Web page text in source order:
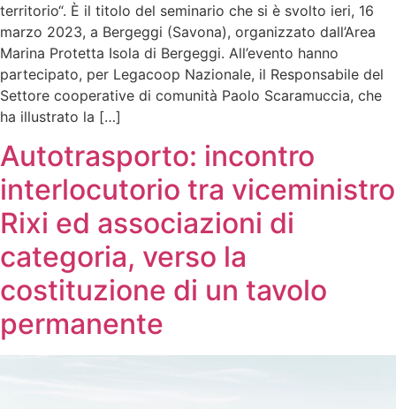
territorio“. È il titolo del seminario che si è svolto ieri, 16
marzo 2023, a Bergeggi (Savona), organizzato dall’Area
Marina Protetta Isola di Bergeggi. All’evento hanno
partecipato, per Legacoop Nazionale, il Responsabile del
Settore cooperative di comunità Paolo Scaramuccia, che
ha illustrato la […]
Autotrasporto: incontro
interlocutorio tra viceministro
Rixi ed associazioni di
categoria, verso la
costituzione di un tavolo
permanente